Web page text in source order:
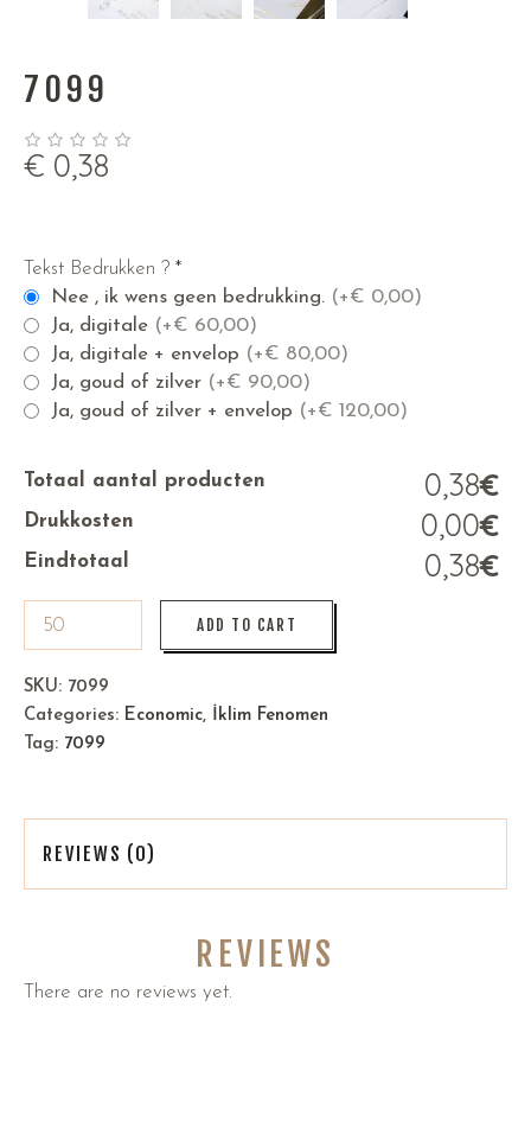
7099
€ 0,38
Tekst Bedrukken ? *
Nee , ik wens geen bedrukking. (+€ 0,00)
Ja, digitale (+€ 60,00)
Ja, digitale + envelop (+€ 80,00)
Ja, goud of zilver (+€ 90,00)
Ja, goud of zilver + envelop (+€ 120,00)
Totaal aantal producten €
0,38
Drukkosten €
0,00
Eindtotaal €
0,38
ADD TO CART
SKU: 7099
Categories: Economic, İklim Fenomen
Tag: 7099
REVIEWS (0)
REVIEWS
There are no reviews yet.